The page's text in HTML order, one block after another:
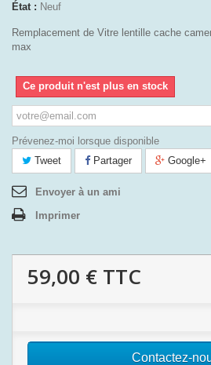
État : Neuf
Remplacement de Vitre lentille cache
max
Ce produit n'est plus en stock
Prévenez-moi lorsque disponible
Tweet
Partager Google+
Envoyer à un ami
Imprimer
59,00 € TTC
Contactez-